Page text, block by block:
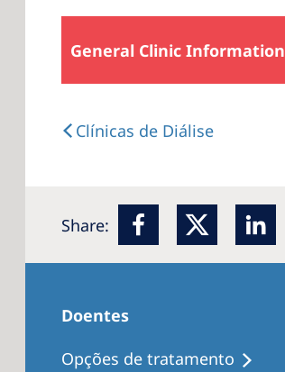
General Clinic Information
Clínicas de Diálise
Share:
Doentes
Opções de tratamento